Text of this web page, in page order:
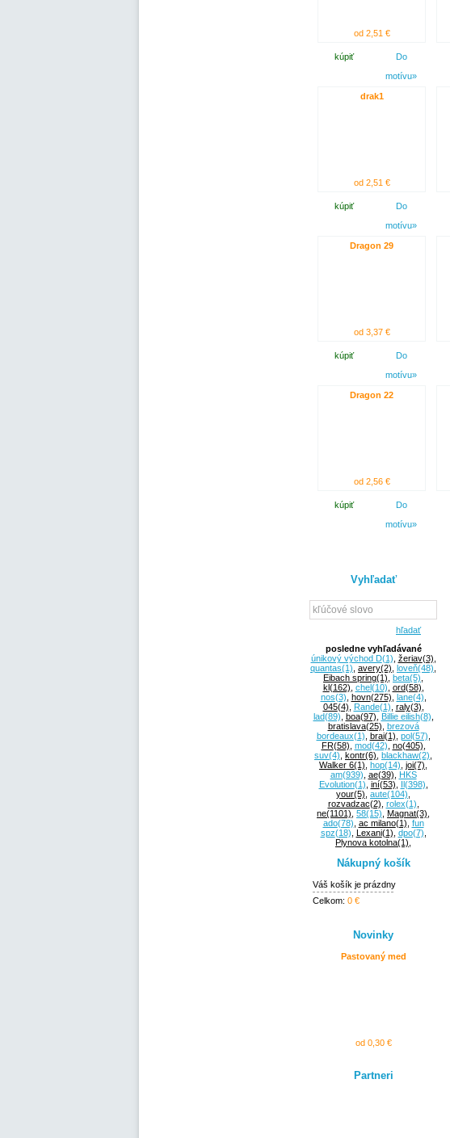
od 2,51 €
kúpiť
Do
motívu»
drak1
od 2,51 €
kúpiť
Do
motívu»
Dragon 29
od 3,37 €
kúpiť
Do
motívu»
Dragon 22
od 2,56 €
kúpiť
Do
motívu»
Vyhľadať
hľadať
posledne vyhľadávané
únikový východ D(1), žeriav(3),
quantas(1), avery(2), loveň(48),
Eibach spring(1), beta(5),
kl(162), chel(10), ord(58),
nos(3), hovn(275), lane(4),
045(4), Rande(1), raly(3),
lad(89), boa(97), Billie eilish(8),
bratislava(25), brezová
bordeaux(1), brai(1), pol(57),
FR(58), mod(42), no(405),
suv(4), kontr(6), blackhaw(2),
Walker 6(1), hop(14), joi(7),
am(939), ae(39), HKS
Evolution(1), iní(53), (398),
your(5), aute(104),
rozvadzac(2), rolex(1),
ne(1101), 58(15), Magnat(3),
ado(78), ac milano(1), fun
spz(18), Lexani(1), dpo(7),
Plynova kotolna(1),
Nákupný košík
Váš košík je prázdny
Celkom: 0 €
Novinky
Pastovaný med
od 0,30 €
Partneri